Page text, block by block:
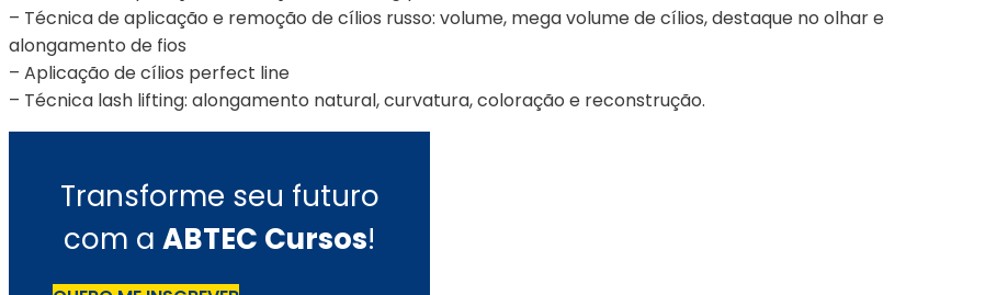
– Técnica de aplicação e remoção de cílios russo: volume, mega volume de cílios, destaque no olhar e
alongamento de fios
– Aplicação de cílios perfect line
– Técnica lash lifting: alongamento natural, curvatura, coloração e reconstrução.
Transforme seu futuro
com a ABTEC Cursos!